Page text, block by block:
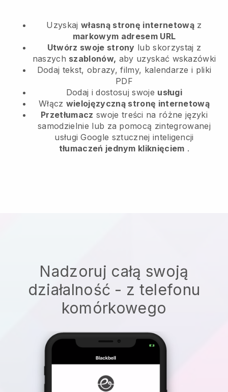
Uzyskaj własną stronę internetowąz
markowym adresem URL
Utwórz swoje strony lub skorzystaj z
naszych szablonów, aby uzyskać wskazówki
Dodaj tekst, obrazy, filmy, kalendarze i pliki
PDF
Dodaj i dostosuj swoje usługi
Włącz wielojęzyczną stronę internetową
Przetłumacz swoje treści na różne języki
samodzielnie lub za pomocą zintegrowanej
usługi Google sztucznej inteligencji
tłumaczeń jednym kliknięciem .
Nadzoruj całą swoją
działalność - z telefonu
komórkowego